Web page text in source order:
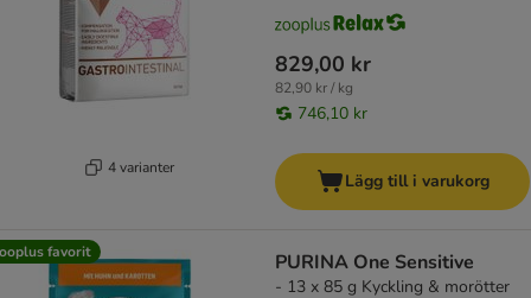
4 varianter
829,00 kr
82,90 kr / kg
746,10 kr
Lägg till i varukorg
favorit PURINA One Sensitive
- 13 x 85 g Kyckling & morötter